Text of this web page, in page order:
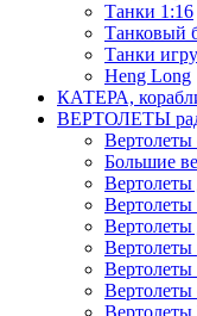
Танки 1:16
Танковый
Танки
Heng Long
КАТЕРА,
ВЕРТОЛЕТЫ
Вертолеты
Большие
Вертолеты